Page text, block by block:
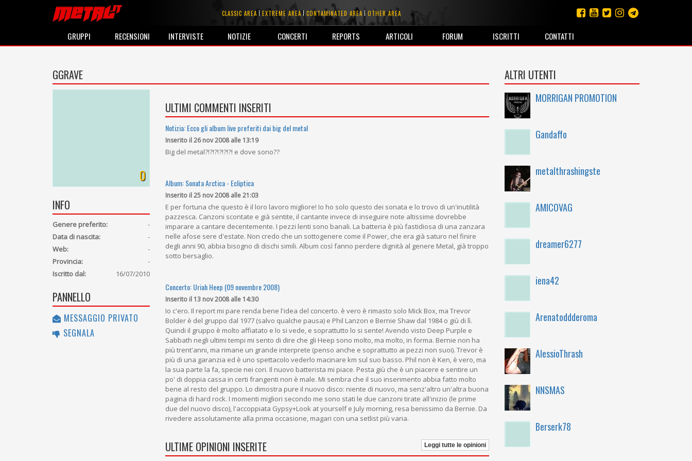
CLASSIC AREA EXTREME AREA CONTAMINATED AREA OTHER AREA
GRUPPI RECENSIONI INTERVISTE NOTIZIE CONCERTI REPORTS ARTICOLI FORUM ISCRITTI CONTATTI
GGRAVE
0
INFO
Genere preferito:
-
Data di nascita:
-
Web:
-
Provincia:
-
Iscritto dal:
16/07/2010
PANNELLO
MESSAGGIO PRIVATO
SEGNALA
ULTIMI COMMENTI INSERITI
Notizia: Ecco gli album live preferiti dai big del metal
Inserito il 26 nov 2008 alle 13:19
Big del metal?!?!?!?!?!?! e dove sono??
Album: Sonata Arctica - Ecliptica
Inserito il 25 nov 2008 alle 21:03
E per fortuna che questo è il loro lavoro migliore! Io ho solo questo dei sonata e lo trovo di un'inutilità
pazzesca. Canzoni scontate e già sentite, il cantante invece di inseguire note altissime dovrebbe
imparare a cantare decentemente. I pezzi lenti sono banali. La batteria è più fastidiosa di una zanzara
nelle afose sere d'estate. Non credo che un sottogenere come il Power, che era già saturo nel finire
degli anni 90, abbia bisogno di dischi simili. Album così fanno perdere dignità al genere Metal, già troppo
sotto bersaglio.
Concerto: Uriah Heep (09 novembre 2008)
Inserito il 13 nov 2008 alle 14:30
Io c'ero. Il report mi pare renda bene l'idea del concerto. è vero è rimasto solo Mick Box, ma Trevor
Bolder è del gruppo dal 1977 (salvo qualche pausa) e Phil Lanzon e Bernie Shaw dal 1984 o giù di lì.
Quindi il gruppo è molto affiatato e lo si vede, e soprattutto lo si sente! Avendo visto Deep Purple e
Sabbath negli ultimi tempi mi sento di dire che gli Heep sono molto, ma molto, in forma. Bernie non ha
più trent'anni, ma rimane un grande interprete (penso anche e soprattutto ai pezzi non suoi). Trevor è
più di una garanzia ed è uno spettacolo vederlo macinare km sul suo basso. Phil non è Ken, è vero, ma
la sua parte la fa, specie nei cori. Il nuovo batterista mi piace. Pesta giù che è un piacere e sentire un
po' di doppia cassa in certi frangenti non è male. Mi sembra che il suo inserimento abbia fatto molto
bene al resto del gruppo. Lo dimostra pure il nuovo disco: niente di nuovo, ma senz'altro un'altra buona
pagina di hard rock. I momenti migliori secondo me sono stati le due canzoni tirate all'inizio (le prime
due del nuovo disco), l'accoppiata Gypsy+Look at yourself e July morning, resa benissimo da Bernie. Da
rivedere assolutamente alla prima occasione, magari con una setlist più varia.
ULTIME OPINIONI INSERITE Leggi tutte le opinioni
ALTRI UTENTI
MORRIGAN PROMOTION
Gandaffo
metalthrashingste
AMICOVAG
dreamer6277
iena42
Arenatoddderoma
AlessioThrash
NNSMAS
Berserk78